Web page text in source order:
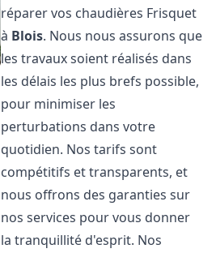
réparer vos chaudières Frisquet
à Blois. Nous nous assurons que
les travaux soient réalisés dans
les délais les plus brefs possible,
pour minimiser les
perturbations dans votre
quotidien. Nos tarifs sont
compétitifs et transparents, et
nous offrons des garanties sur
nos services pour vous donner
la tranquillité d'esprit. Nos